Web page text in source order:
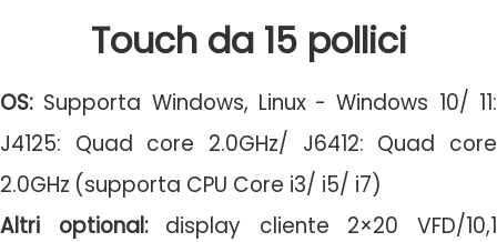
Touch da 15 pollici
OS: Supporta Windows, Linux - Windows 10/ 11:
J4125: Quad core 2.0GHz/ J6412: Quad core
2.0GHz (supporta CPU Core i3/ i5/ i7)
Altri optional:
display cliente 2×20 VFD/10,1